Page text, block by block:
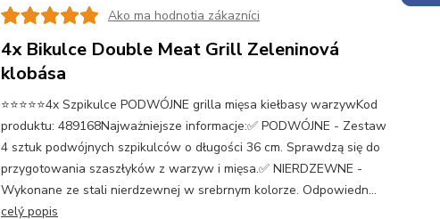
Ako ma hodnotia zákazníci
4x Bikulce Double Meat Grill Zeleninová
klobása
⭐⭐⭐⭐⭐4x Szpikulce PODWÓJNE grilla mięsa kiełbasy warzywKod
produktu: 489168Najważniejsze informacje:✅ PODWÓJNE - Zestaw
4 sztuk podwójnych szpikulców o długości 36 cm. Sprawdzą się do
przygotowania szaszłyków z warzyw i mięsa.✅ NIERDZEWNE -
Wykonane ze stali nierdzewnej w srebrnym kolorze. Odpowiedn...
celý popis